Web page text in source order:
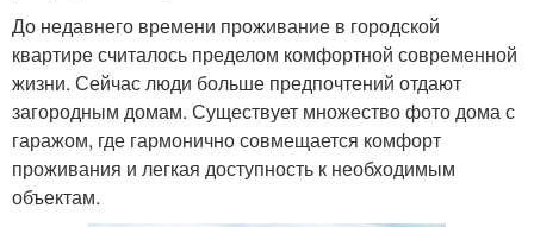
До недавнего времени проживание в городской
квартире считалось пределом комфортной современной
жизни. Сейчас люди больше предпочтений отдают
загородным домам. Существует множество фото дома с
гаражом, где гармонично совмещается комфорт
проживания и легкая доступность к необходимым
объектам.